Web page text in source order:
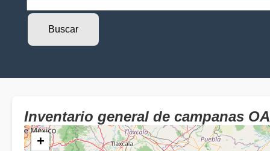
Inventario general de campanas
+